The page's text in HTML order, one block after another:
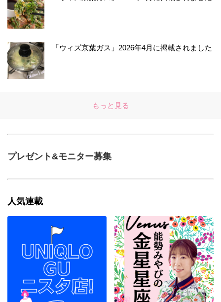
「ウィズ京葉ガス」2026年4月に掲載されました
もっと見る
プレゼント&モニター募集
人気連載